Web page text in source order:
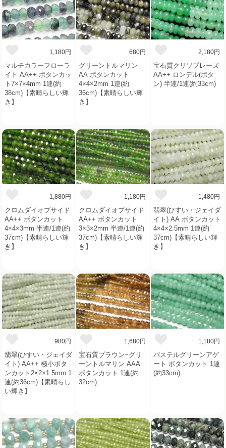
1,180円
マルチカラーフローラ
イト AA++ ボタンカッ
ト7×7×4mm 1連(約
38cm)【素晴らしい輝
き】
680円
グリーントルマリン
AA ボタンカット
4×4×2mm 1連(約
36cm)【素晴らしい輝
き】
2,180円
宝石質クリソプレーズ
AA++ ロンデル(ボタ
ン) 半連/1連(約33cm)
1,880円
クロムダイオプサイド
AA++ ボタンカット
4×4×3mm 半連/1連(約
37cm)【素晴らしい輝
き】
1,180円
クロムダイオプサイド
AA++ ボタンカット
3×3×2mm 半連/1連(約
37cm)【素晴らしい輝
き】
1,480円
翡翠(ひすい・ジェイダ
イト) AA ボタンカット
4×4×2.5mm 1連(約
37cm)【素晴らしい輝
き】
980円
翡翠(ひすい・ジェイダ
イト) AA++ 極小ボタ
ンカット2×2×1.5mm 1
連(約36cm)【素晴らし
い輝き】
1,680円
宝石質ブラウン~グリ
ーントルマリン AAA
ボタンカット 1連(約
32cm)
1,180円
パステルグリーンアゲ
ート ボタンカット 1連
(約33cm)